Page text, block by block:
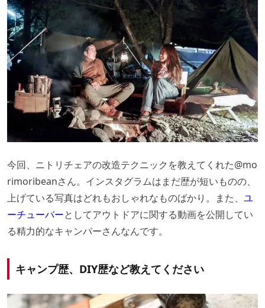
今回、ニトリチェアの改造テクニックを教えてくれた@mo
rimoribeanさん。インスタグラムはまだ歴が短いものの、
上げている写真はどれもおしゃれなものばかり。また、 ユ
ーチューバーとしてアウトドアに関する動画を公開してい
る精力的なキャンパーさんなんです。
キャンプ歴、DIY歴など教えてください